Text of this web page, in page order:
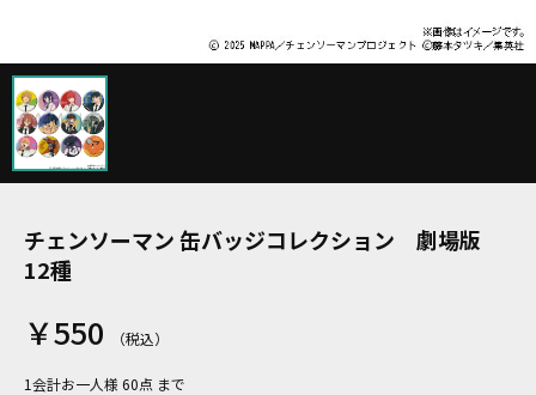
チェンソーマン 缶バッジコレクション 劇場版
12種
￥550
1会計お一人様 60点 まで